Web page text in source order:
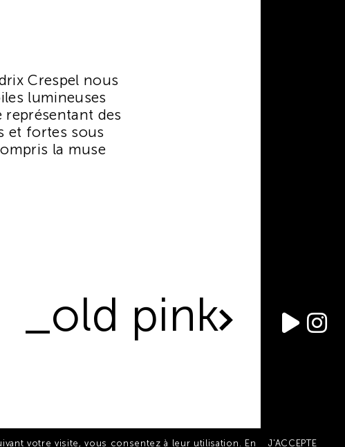
votre visite, vous consentez à leur utilisation. En J'ACCEPTE
Crespel nous
lumineuses
représentant des
et fortes sous
la muse
_old pink